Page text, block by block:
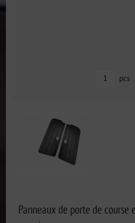
pcs
Panneaux de porte de course